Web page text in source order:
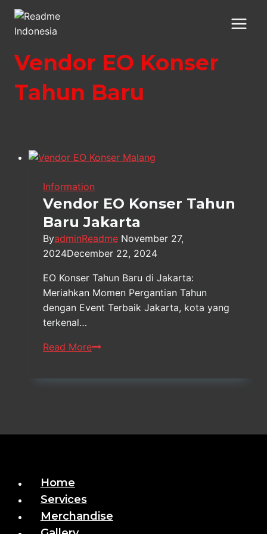
Skip
content
Vendor EO Konser
Tahun Baru
Information
Vendor EO Konser Tahun
Baru Jakarta
ByadminReadme November 27,
2024December 22, 2024
EO Konser Tahun Baru di Jakarta:
Meriahkan Momen Pergantian Tahun
dengan Event Terbaik Jakarta, kota yang
terkenal…
Read MoreVendor
Konser
Home
Services
Merchandise